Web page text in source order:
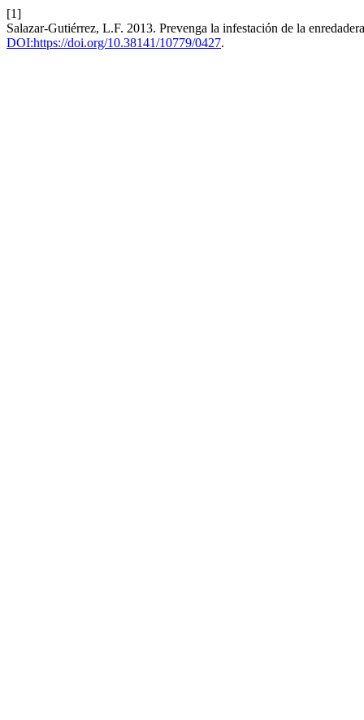
[1]
Salazar-Gutiérrez, L.F. 2013. Prevenga la infestación de la
DOI:https://doi.org/10.38141/10779/0427.